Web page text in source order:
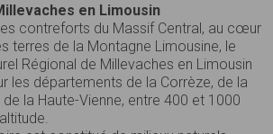
en Limousin
contreforts du Massif Central, au cœur
terres de la Montagne Limousine, le
Régional de Millevaches en Limousin
les départements de la Corrèze, de la
de la Haute-Vienne, entre 400 et 1000